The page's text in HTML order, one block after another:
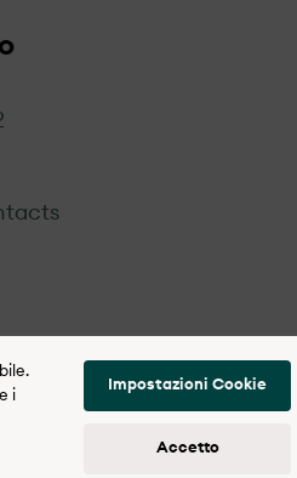
i
Impostazioni Cookie
Accetto